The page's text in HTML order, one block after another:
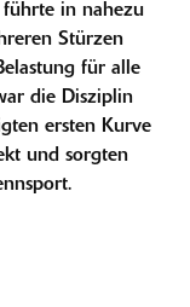
in nahezu
Stürzen
für alle
die Disziplin
ersten Kurve
und sorgten